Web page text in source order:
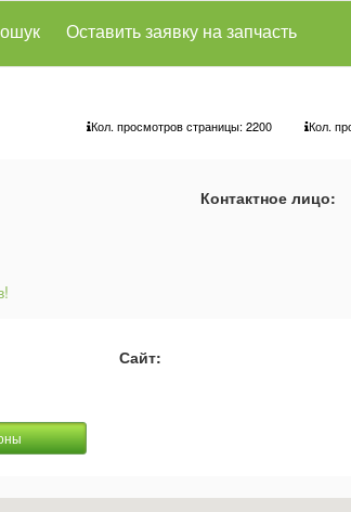
Оставить заявку на запчасть
Кол. просмотров страницы: 2200 Кол.
Контактное лицо:
Сайт: